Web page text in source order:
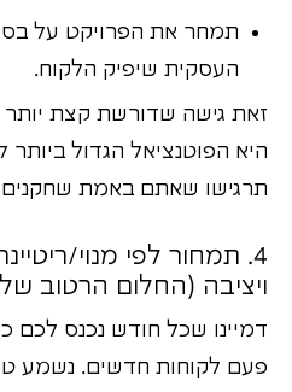
תמחר את הפרויקט על
העסקית שיפיק הלקוח.
זאת גישה שדורשת קצת יותר
היא הפוטנציאל הגדול ביותר
תרגישו שאתם באמת שחקנים
4. תמחור לפי מנוי/
ויציבה (החלום הרטוב
דמיינו שכל חודש נכנס לכם
פעם לקוחות חדשים. נשמע